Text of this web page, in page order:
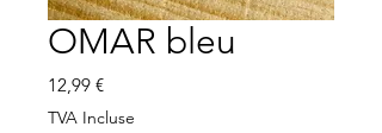
OMAR bleu
12,99 €Prix
TVA Incluse